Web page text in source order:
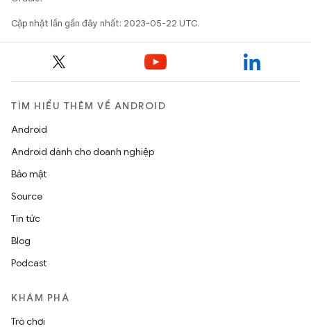
Cập nhật lần gần đây nhất: 2023-05-22 UTC.
TÌM HIỂU THÊM VỀ ANDROID
Android
Android dành cho doanh nghiệp
Bảo mật
Source
Tin tức
Blog
Podcast
KHÁM PHÁ
Trò chơi